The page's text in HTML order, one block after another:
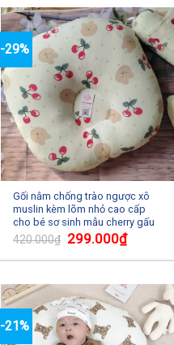
-29%
Gối nằm chống trào ngược xô
muslin kèm lõm nhỏ cao cấp
cho bé sơ sinh mẫu cherry gấu
420.000₫ 299.000₫
-21%